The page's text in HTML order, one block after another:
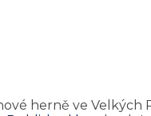
herně ve Velkých